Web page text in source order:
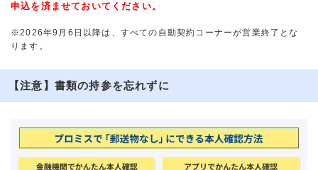
申込を済ませておいてください。
※2026年9月6日以降は、すべての自動契約コーナーが営業終了とな
ります。
【注意】書類の持参を忘れずに